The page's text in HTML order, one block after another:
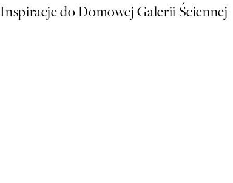
Inspiracje do Domowej Galerii Ściennej